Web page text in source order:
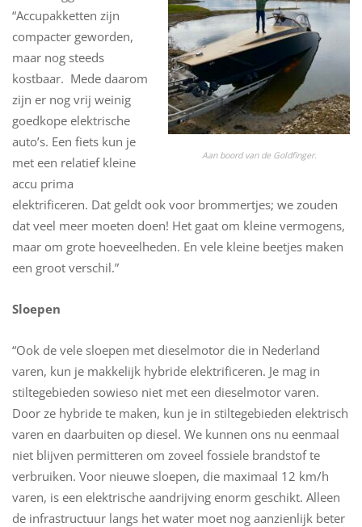
Aan boord van de Goldfinger.
“Accupakketten zijn
compacter geworden,
maar nog steeds
kostbaar. Mede daarom
zijn er nog vrij weinig
goedkope elektrische
auto’s. Een fiets kun je
met een relatief kleine
accu prima
elektrificeren. Dat geldt ook voor brommertjes; we zouden
dat veel meer moeten doen! Het gaat om kleine vermogens,
maar om grote hoeveelheden. En vele kleine beetjes maken
een groot verschil.”
Sloepen
“Ook de vele sloepen met dieselmotor die in Nederland
varen, kun je makkelijk hybride elektrificeren. Je mag in
stiltegebieden sowieso niet met een dieselmotor varen.
Door ze hybride te maken, kun je in stiltegebieden elektrisch
varen en daarbuiten op diesel. We kunnen ons nu eenmaal
niet blijven permitteren om zoveel fossiele brandstof te
verbruiken. Voor nieuwe sloepen, die maximaal 12 km/h
varen, is een elektrische aandrijving enorm geschikt. Alleen
de infrastructuur langs het water moet nog aanzienlijk beter